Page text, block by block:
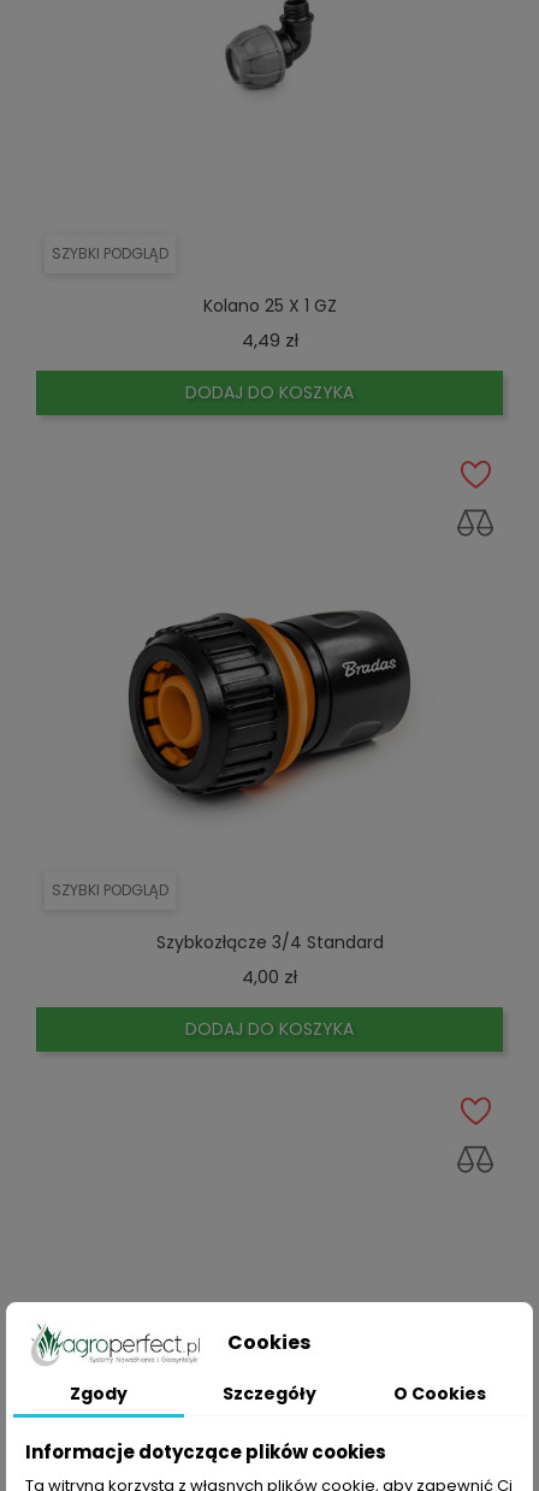
SZYBKI PODGLĄD
Kolano 25 X 1 GZ
4,49 złCena
DODAJ DO KOSZYKA
SZYBKI PODGLĄD
Szybkozłącze 3/4 Standard
4,00 złCena
DODAJ DO KOSZYKA
Cookies
Zgody Szczegóły O Cookies
Informacje dotyczące plików cookies
Ta witryna korzysta z własnych plików cookie, aby zapewnić Ci